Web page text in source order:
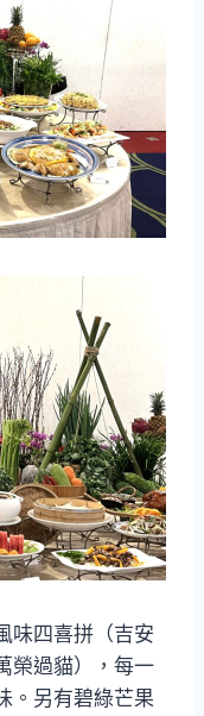
味四喜拼（吉安
榮過貓），每一
。另有碧綠芒果